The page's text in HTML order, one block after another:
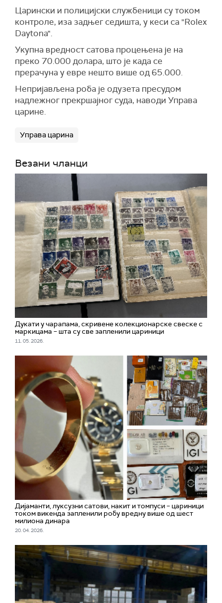
Царински и полицијски службеници су током
контроле, иза задњег седишта, у кеси са "Rolex
Daytona".
Укупна вредност сатова процењена је на
преко 70.000 долара, што је када се
прерачуна у евре нешто више од 65.000.
Непријављена роба је одузета пресудом
надлежног прекршајног суда, наводи Управа
царине.
Управа царина
Везани чланци
Дукати у чарапама, скривене колекционарске свеске с
маркицама – шта су све запленили цариници
11. 05. 2026.
Дијаманти, луксузни сатови, накит и томпуси – цариници
током викенда запленили робу вредну више од шест
милиона динара
20. 04. 2026.